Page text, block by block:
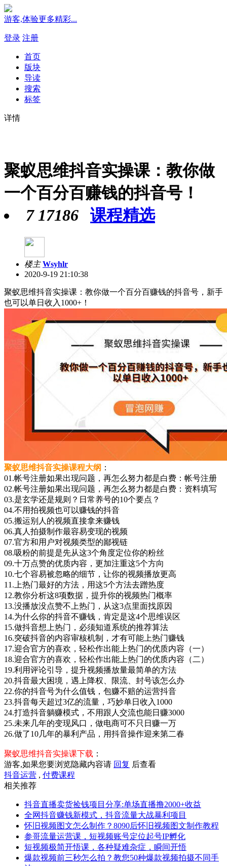
游客,体验更多精彩...
登录 注册
首页
版块
导读
搜索
标签
详情
聚蚁思维抖音实操课：教你做
一个百分百赚钱的抖音号！
7 17186 课程精选
楼主 Wsyhlr
2020-9-19 21:10:38
聚蚁思维抖音实操课：教你做一个百分百赚钱的抖音号，新手
也可以单日收入1000+！
聚蚁思维抖音实操课程大纲 ：
01.帐号注册如果出现问题，再怎么努力都是白费：帐号注册
02.帐号注册如果出现问题，再怎么努力都是白费：资料填写
03.是玄学还是规则？日常养号的10个要点？
04.不用拍视频也可以赚钱的抖音
05.搬运别人的视频直接拿来赚钱
06.真人拍摄制作最容易变现的视频
07.官方和用户对视频类型的鄙视链
08.吸粉的前提是先从这3个角度定位你的粉丝
09.十万点赞的优质内容，更加注重这5个方向
10.七个容易被忽略的细节，让你的视频播放更高
11.上热门最好的方法，用这5个方法去蹭热度
12.教你分析这8项数据，提升你的视频热门概率
13.没播放没点赞不上热门，从这3点里面找原因
14.为什么你的抖音不赚钱，肯定是这4个思维误区
15.做抖音想上热门，必须知道系统的推荐算法
16.突破抖音的内容审核机制，才有可能上热门赚钱
17.迎合官方的喜欢，轻松作出能上热门的优质内容（一）
18.迎合官方的喜欢，轻松作出能上热门的优质内容（二）
19.利用评论引导，提升视频播放量最简单的方法
20.抖音最大困境，遇上降权、限流、封号该怎么办
22.你的抖音号为什么值钱，包赚不赔的运营抖音
23.抖音每天超过3亿的流量，巧妙单日收入1000
24.打造抖音躺赚模式，不用跟人交流也能日赚3000
25.未来几年的变现风口，做电商可不只日赚一万
26.做了10几年的暴利产品，用抖音操作迎来第二春
聚蚁思维抖音实操课下载 ：
游客,如果您要浏览隐藏内容请 回复 后查看
抖音运营 , 付费课程
相关推荐
抖音直播卖货捡钱项目分享:单场直播撸2000+收益
全网抖音赚钱新模式，抖音流量大战暴利项目
怀旧视频图文怎么制作？8090后怀旧视频图文制作教程
参哥流量运营课，短视频账号定位起号IP孵化
短视频极简开悟课，各种​疑难杂症，瞬间开悟
爆款视频前三秒怎么拍？教您50种爆款视频拍摄不同手